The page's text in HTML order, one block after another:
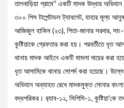
তালবাড়িয়া গ্রামে’’ একটি মাদক উদ্ধার
৩০০ পিস টাপেন্টাডল ট্যাবলেট, যাহার মূল্য
আজিজুল হাকিম (২৩), পিতা-জানার সরদার, সাং-
কুষ্টিয়াকে গ্রেফতার করা হয়। পরবর্তীতে ধৃত
থানায় মাদক আইনে একটি মামলা দায়ের করা
ধৃত আসামিকে থানায় সোপর্দ করা হয়েছে।
অভিযান অব্যাহত রেখে মাদকমুক্ত সোনার বাংলা
বদ্ধপরিকর। র‌্যাব-১২, সিপিসি-১, কুষ্টিয়া’কে